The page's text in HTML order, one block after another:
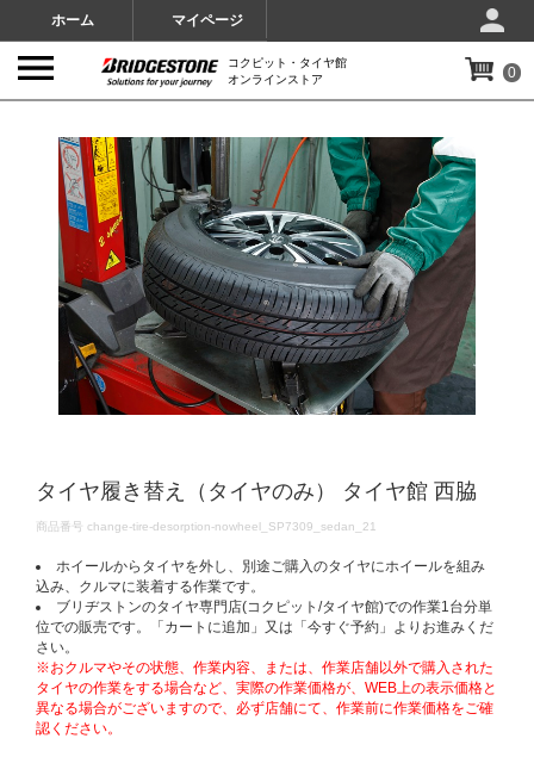
ホーム マイページ
コクピット・タイヤ館
オンラインストア
0
タイヤ履き替え（タイヤのみ） タイヤ館 西脇
DETAILS
商品番号 change-tire-desorption-nowheel_SP7309_sedan_21
ホイールからタイヤを外し、別途ご購入のタイヤにホイールを組み
込み、クルマに装着する作業です。
ブリヂストンのタイヤ専門店(コクピット/タイヤ館)での作業1台分単
位での販売です。「カートに追加」又は「今すぐ予約」よりお進みくだ
さい。
※おクルマやその状態、作業内容、または、作業店舗以外で購入された
タイヤの作業をする場合など、実際の作業価格が、WEB上の表示価格と
異なる場合がございますので、必ず店舗にて、作業前に作業価格をご確
認ください。